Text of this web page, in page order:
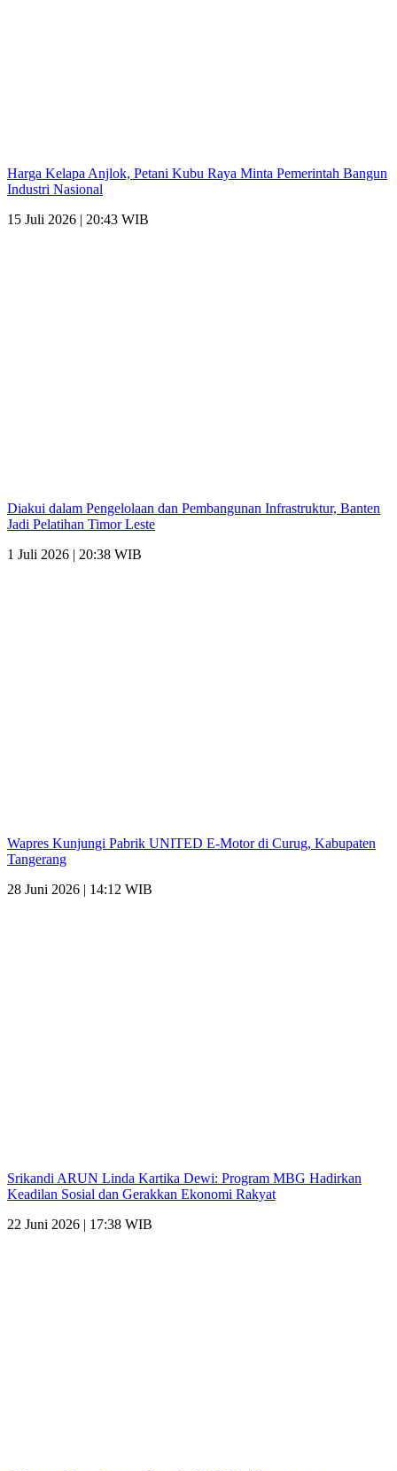
Harga Kelapa Anjlok, Petani Kubu Raya Minta Pemerintah Bangun
Industri Nasional
15 Juli 2026 | 20:43 WIB
Diakui dalam Pengelolaan dan Pembangunan Infrastruktur, Banten
Jadi Pelatihan Timor Leste
1 Juli 2026 | 20:38 WIB
Wapres Kunjungi Pabrik UNITED E-Motor di Curug, Kabupaten
Tangerang
28 Juni 2026 | 14:12 WIB
Srikandi ARUN Linda Kartika Dewi: Program MBG Hadirkan
Keadilan Sosial dan Gerakkan Ekonomi Rakyat
22 Juni 2026 | 17:38 WIB